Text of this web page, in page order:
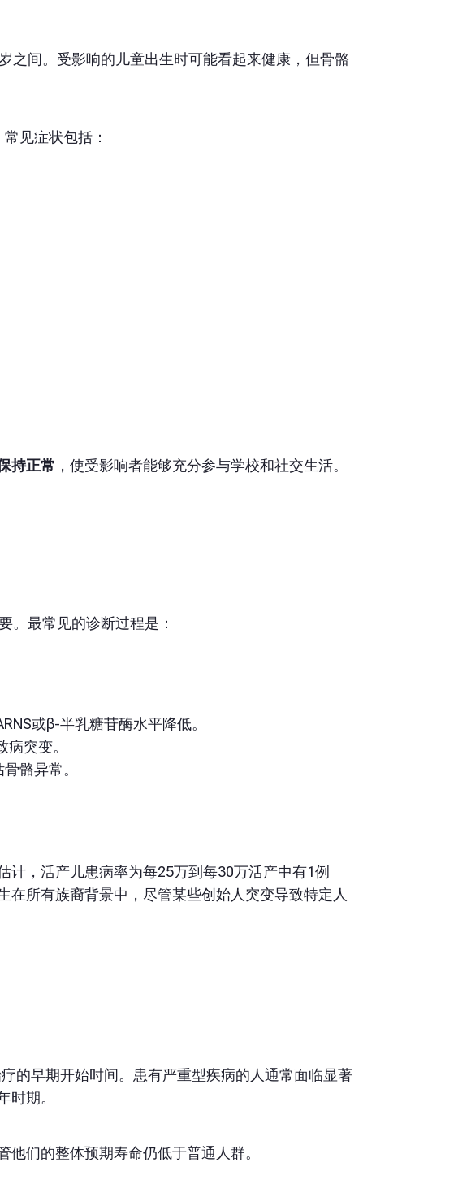
之间。受影响的儿童出生时可能看起来健康，但骨骼
常见症状包括：
持正常 ，使受影响者能够充分参与学校和社交生活。
。最常见的诊断过程是：
或β-半乳糖苷酶水平降低。
病突变。
骼异常。
，活产儿患病率为每25万到每30万活产中有1例
在所有族裔背景中，尽管某些创始人突变导致特定人
的早期开始时间。患有严重型疾病的人通常面临显著
时期。
们的整体预期寿命仍低于普通人群。